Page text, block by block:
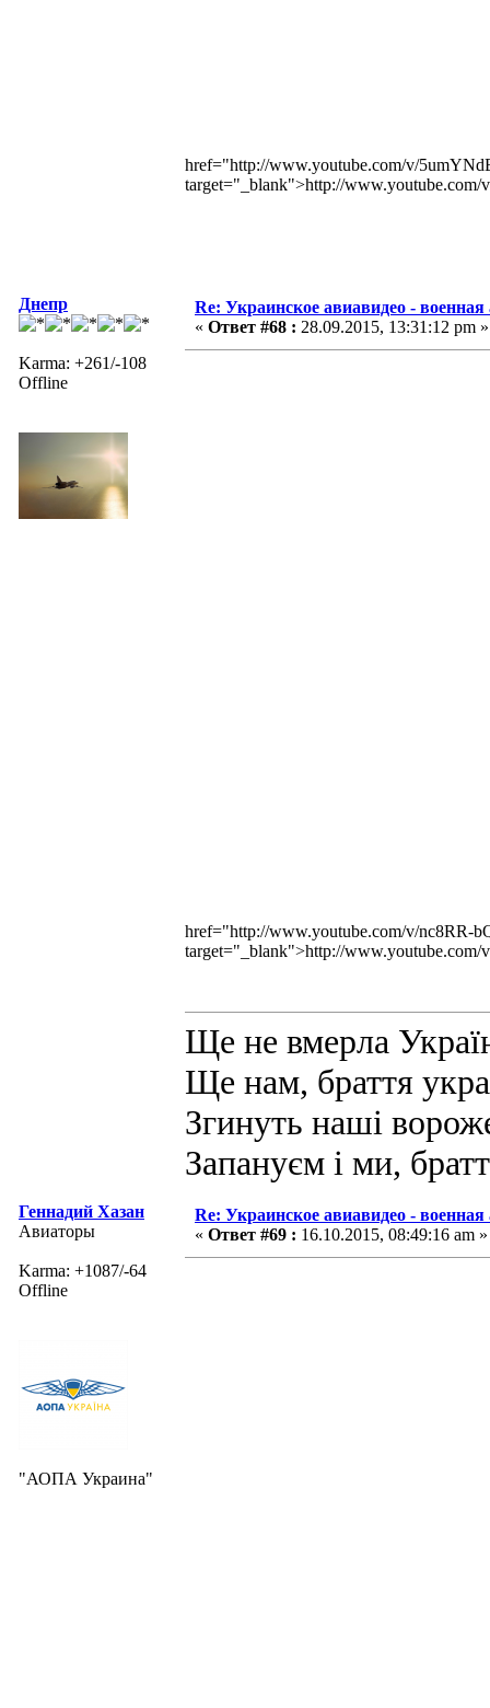
href="http://www.youtube.com/v/
target="_blank">http://
Днепр
Karma: +261/-108
Offline
Re: Украинское авиавидео -
« Ответ #68 : 28.09.2015, 13:31:12 pm »
href="http://www.youtube.com/v/nc8RR-
target="_blank">http://
Ще не вмерла
Ще нам, браття
Згинуть наші
Запануєм i ми,
Геннадий Хазан
Авиаторы
Karma: +1087/-64
Offline
"АОПА Украина"
Re: Украинское авиавидео -
« Ответ #69 : 16.10.2015, 08:49:16 am »